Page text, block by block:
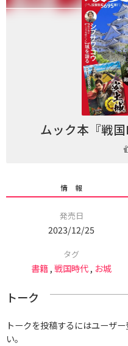
ムック本『戦国
情 報
発売日
2023/12/25
タグ
書籍,戦国時代, お城
トーク
トークを投稿するにはユーザ
い。